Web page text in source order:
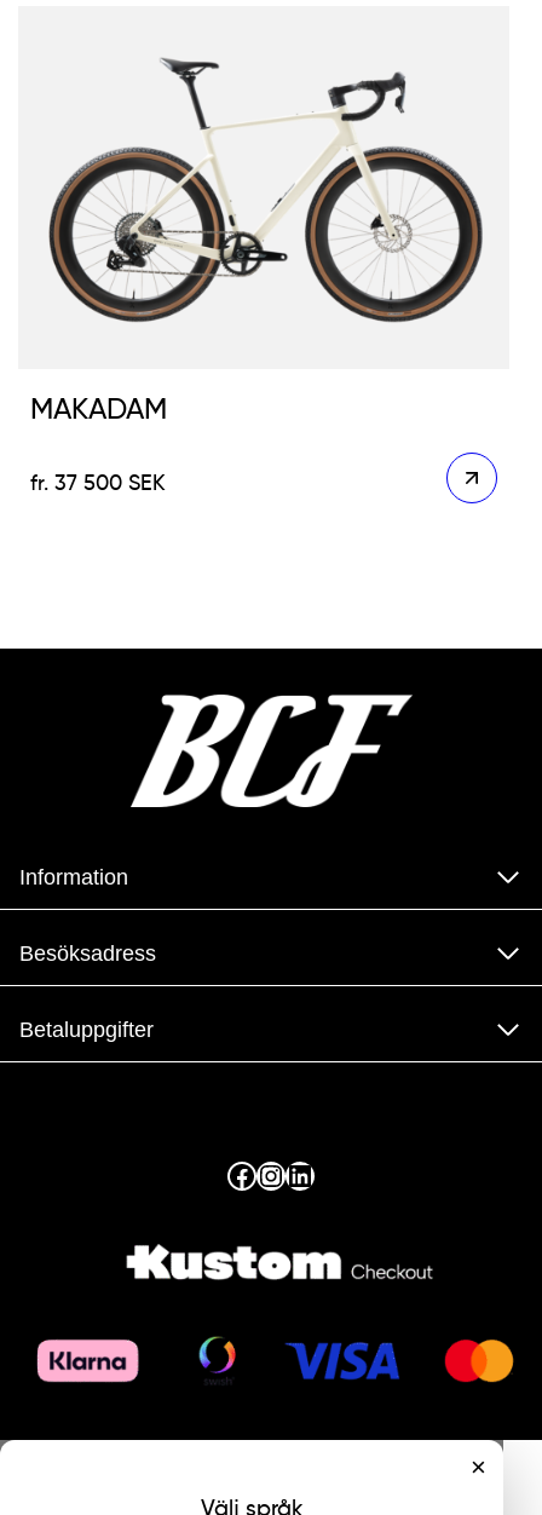
MAKADAM
37 500SEK
Information
Besöksadress
Betaluppgifter
Facebook
Instagram
LinkedIn
×
Välj språk